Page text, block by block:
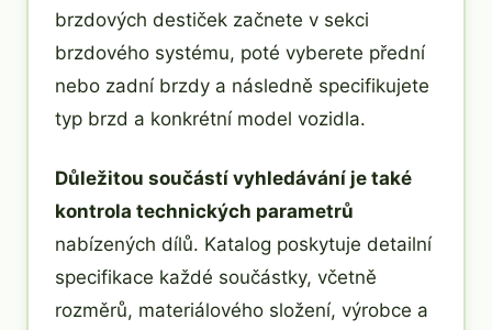
brzdových destiček začnete v sekci
brzdového systému, poté vyberete přední
nebo zadní brzdy a následně specifikujete
typ brzd a konkrétní model vozidla.
Důležitou součástí vyhledávání je také
kontrola technických parametrů
nabízených dílů. Katalog poskytuje detailní
specifikace každé součástky, včetně
rozměrů, materiálového složení, výrobce a